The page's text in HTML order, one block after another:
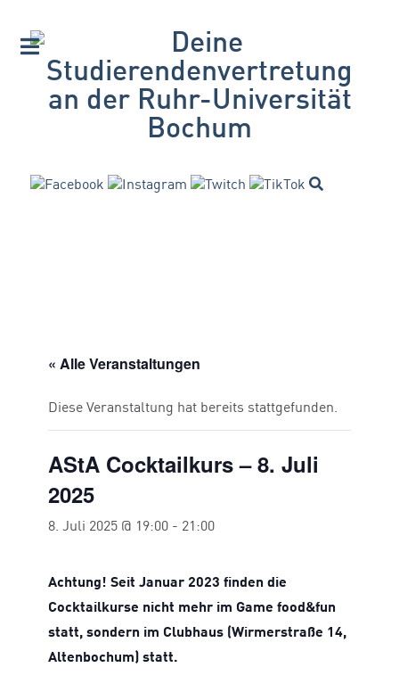
« Alle Veranstaltungen
Diese Veranstaltung hat bereits stattgefunden.
AStA Cocktailkurs – 8. Juli
2025
8. Juli 2025 @ 19:00 - 21:00
Achtung! Seit Januar 2023 finden die
Cocktailkurse nicht mehr im Game food&fun
statt, sondern im Clubhaus (Wirmerstraße 14,
Altenbochum) statt.